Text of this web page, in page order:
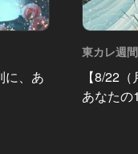
に、あ
東カレ週
【8/22
あなた